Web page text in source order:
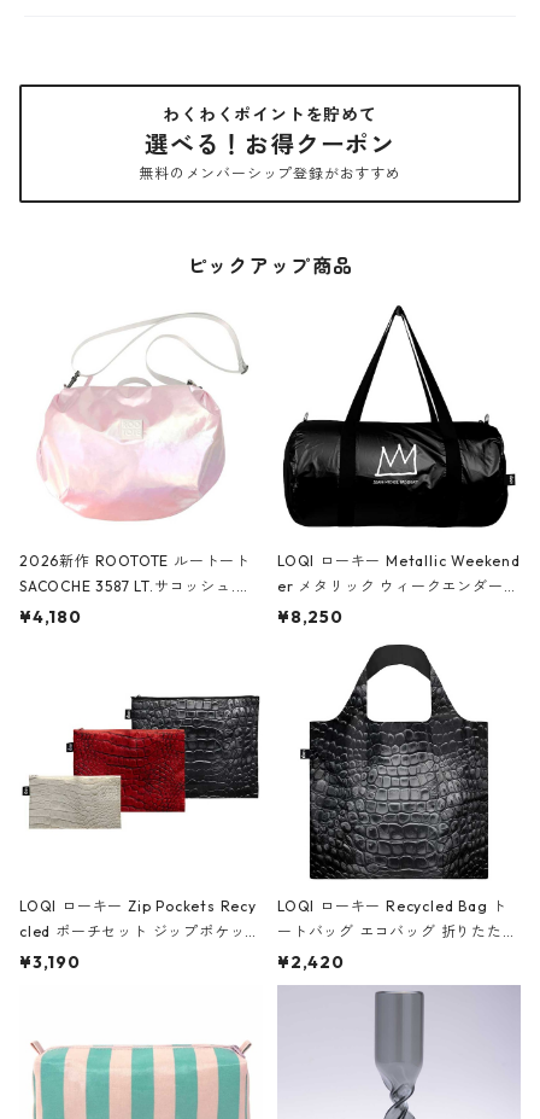
わくわくポイントを貯めて
選べる！お得クーポン
無料のメンバーシップ登録がおすすめ
ピックアップ商品
2026新作 ROOTOTE ルートート
SACOCHE 3587 LT.サコッシュ.ル
ミエ-B ショルダーバッグ グロスピ
¥4,180
LOQI ローキー Metallic Weekend
er メタリック ウィークエンダー
ボストンバッグ ショルダーバッグ
Black ジャン=ミッシェル・バスキ
ア/クラウン ブラック
¥8,250
LOQI ローキー Zip Pockets Recy
cled ポーチセット ジップポケット
ファスナーポーチ 撥水加工 トラベ
ーガンディー、オフホワイト
¥3,190
LOQI ローキー Recycled Bag ト
ートバッグ エコバッグ 折りたたみ
大きめ 撥水加工 収納ポーチ CRO
CODILE/Black クロコダイル/ブラ
¥2,420